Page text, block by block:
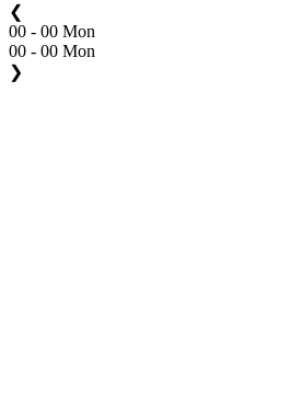
❮
00 - 00 Mon
00 - 00 Mon
❯